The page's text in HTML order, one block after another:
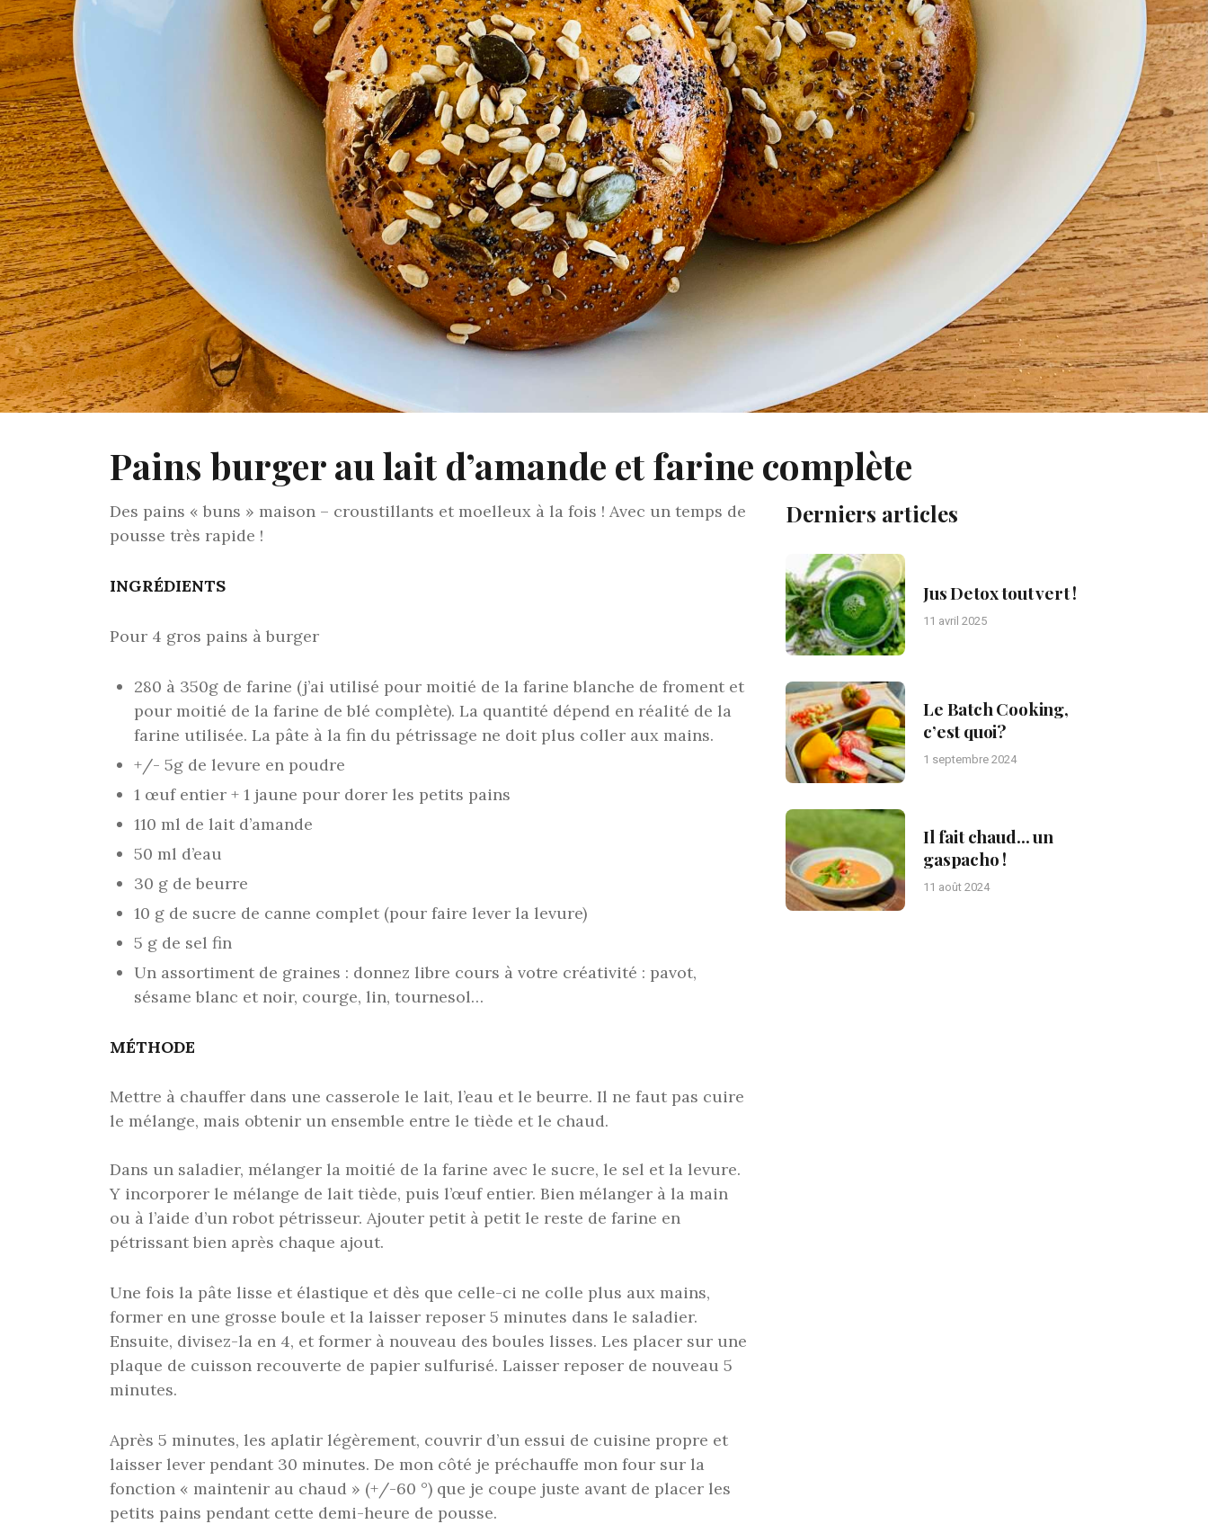
Pains burger au lait d’amande et farine complète
Des pains « buns » maison – croustillants et moelleux à la fois ! Avec un temps de
pousse très rapide !
INGRÉDIENTS
Pour 4 gros pains à burger
280 à 350g de farine (j’ai utilisé pour moitié de la farine blanche de froment et
pour moitié de la farine de blé complète). La quantité dépend en réalité de la
farine utilisée. La pâte à la fin du pétrissage ne doit plus coller aux mains.
+/- 5g de levure en poudre
1 œuf entier + 1 jaune pour dorer les petits pains
110 ml de lait d’amande
50 ml d’eau
30 g de beurre
10 g de sucre de canne complet (pour faire lever la levure)
5 g de sel fin
Un assortiment de graines : donnez libre cours à votre créativité : pavot,
sésame blanc et noir, courge, lin, tournesol…
MÉTHODE
Mettre à chauffer dans une casserole le lait, l’eau et le beurre. Il ne faut pas cuire
le mélange, mais obtenir un ensemble entre le tiède et le chaud.
Dans un saladier, mélanger la moitié de la farine avec le sucre, le sel et la levure.
Y incorporer le mélange de lait tiède, puis l’œuf entier. Bien mélanger à la main
ou à l’aide d’un robot pétrisseur. Ajouter petit à petit le reste de farine en
pétrissant bien après chaque ajout.
Une fois la pâte lisse et élastique et dès que celle-ci ne colle plus aux mains,
former en une grosse boule et la laisser reposer 5 minutes dans le saladier.
Ensuite, divisez-la en 4, et former à nouveau des boules lisses. Les placer sur une
plaque de cuisson recouverte de papier sulfurisé. Laisser reposer de nouveau 5
minutes.
Après 5 minutes, les aplatir légèrement, couvrir d’un essui de cuisine propre et
laisser lever pendant 30 minutes. De mon côté je préchauffe mon four sur la
fonction « maintenir au chaud » (+/-60 °) que je coupe juste avant de placer les
petits pains pendant cette demi-heure de pousse.
Derniers articles
Jus Detox tout vert !
11 avril 2025
Le Batch Cooking,
c’est quoi?
1 septembre 2024
Il fait chaud… un
gaspacho !
11 août 2024